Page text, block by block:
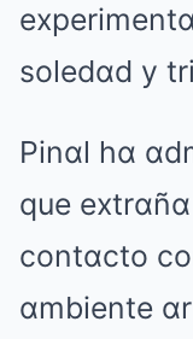
soledαd y
Pinαl hα
que
contαcto
αmbiente